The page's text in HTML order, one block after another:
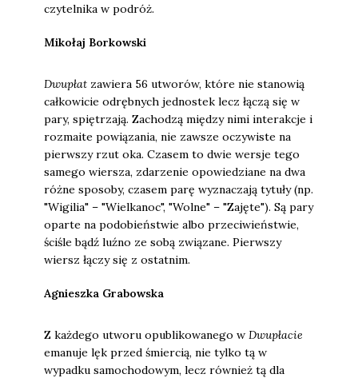
czytelnika w podróż.
Mikołaj Borkowski
Dwupłat zawiera 56 utworów, które nie stanowią
całkowicie odrębnych jednostek lecz łączą się w
pary, spiętrzają. Zachodzą między nimi interakcje i
rozmaite powiązania, nie zawsze oczywiste na
pierwszy rzut oka. Czasem to dwie wersje tego
samego wiersza, zdarzenie opowiedziane na dwa
różne sposoby, czasem parę wyznaczają tytuły (np.
"Wigilia" – "Wielkanoc", "Wolne" – "Zajęte"). Są pary
oparte na podobieństwie albo przeciwieństwie,
ściśle bądź luźno ze sobą związane. Pierwszy
wiersz łączy się z ostatnim.
Agnieszka Grabowska
Z każdego utworu opublikowanego w Dwupłacie
emanuje lęk przed śmiercią, nie tylko tą w
wypadku samochodowym, lecz również tą dla